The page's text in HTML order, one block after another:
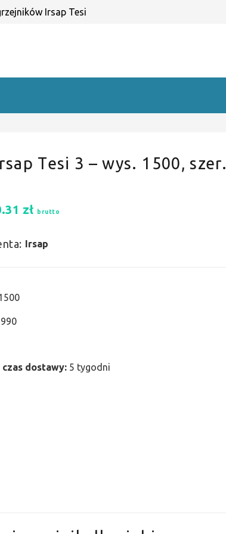
Irsap Tesi
Tesi 3 – wys. 1500, szer.
zł brutto
Irsap
990
czas dostawy: 5 tygodni